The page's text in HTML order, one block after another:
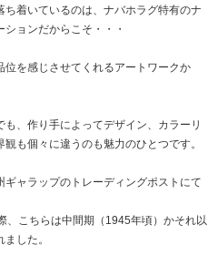
着いているのは、ナバホラグ特有のナ
ョンだからこそ・・・
位を感じさせてくれるアートワークか
、作り手によってデザイン、カラーリ
も個々に違うのも魅力のひとつです。
ギャラップのトレーディングポストにて
、こちらは中間期（1945年頃）かそれ以
した。